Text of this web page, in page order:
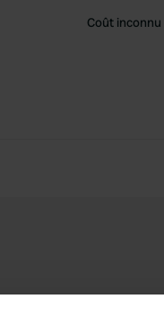
Coût inconnu